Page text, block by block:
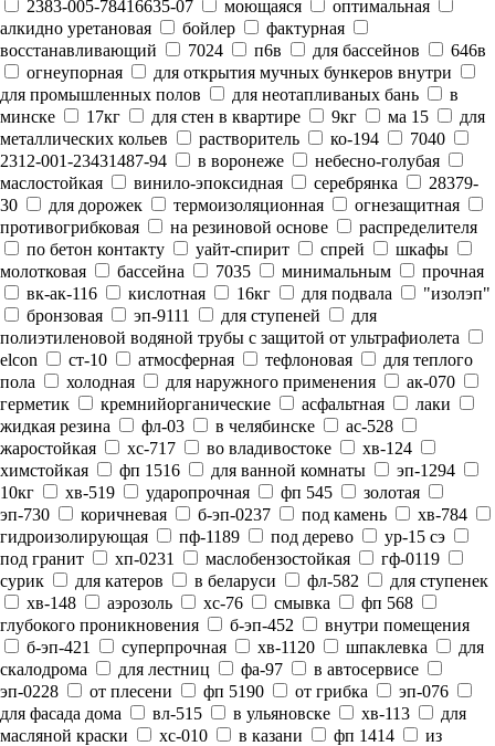
2383-005-78416635-07
моющаяся
оптимальная
алкидно уретановая
бойлер
фактурная
восстанавливающий
7024 п6в для бассейнов
646в
огнеупорная
для открытия мучных бункеров внутри
для промышленных полов
для неотапливаных бань
в
минске
17кг для стен в квартире 9кг ма 15
для
металлических кольев
растворитель ко-194
7040
2312-001-23431487-94
в воронеже
небесно-голубая
маслостойкая
винило-эпоксидная серебрянка
28379-
30
для дорожек термоизоляционная
огнезащитная
противогрибковая
на резиновой основе
распределителя
по бетон контакту
уайт-спирит спрей
шкафы
молотковая
бассейна 7035 минимальным
прочная
вк-ак-116
кислотная 16кг для подвала
"изолэп"
бронзовая
эп-9111 для ступеней
для
полиэтиленовой водяной трубы с защитой от ультрафиолета
elcon
ст-10 атмосферная тефлоновая
для теплого
пола
холодная для наружного применения
ак-070
герметик
кремнийорганические асфальтная
лаки
жидкая резина
фл-03 в челябинске
ас-528
жаростойкая
хс-717 во владивостоке
хв-124
химстойкая
фп 1516 для ванной комнаты
эп-1294
10кг
хв-519 ударопрочная фп 545
золотая
эп-730
коричневая б-эп-0237 под камень
хв-784
гидроизолирующая
пф-1189 под дерево
ур-15 сэ
под гранит
хп-0231 маслобензостойкая
гф-0119
сурик
для катеров в беларуси фл-582
для ступенек
хв-148
аэрозоль хс-76 смывка
фп 568
глубокого проникновения
б-эп-452
внутри помещения
б-эп-421
суперпрочная хв-1120 шпаклевка
для
скалодрома
для лестниц фа-97
в автосервисе
эп-0228
от плесени фп 5190 от грибка
эп-076
для фасада дома
вл-515 в ульяновске хв-113
для
масляной краски
хс-010 в казани фп 1414
из